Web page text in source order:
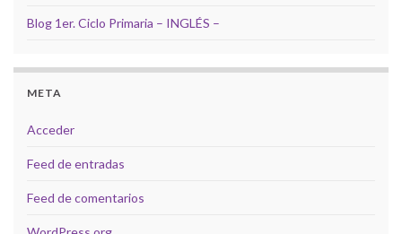
Blog 1er. Ciclo Primaria – INGLÉS –
META
Acceder
Feed de entradas
Feed de comentarios